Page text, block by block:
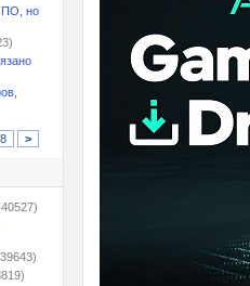
ПО, но
8 >